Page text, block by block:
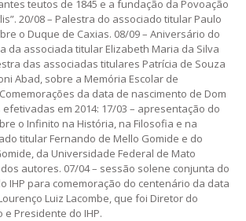
teutos de 1845 e a fundação da Povoação
20/08 – Palestra do associado titular Paulo
o Duque de Caxias. 08/09 – Aniversário do
da associada titular Elizabeth Maria da Silva
das associadas titulares Patrícia de Souza
Abad, sobre a Memória Escolar de
da data de nascimento de Dom
efetivadas em 2014: 17/03 – apresentação do
o Infinito na História, na Filosofia e na
titular Fernando de Mello Gomide e do
da Universidade Federal de Mato
autores. 07/04 – sessão solene conjunta do
IHP para comemoração do centenário da data
Luiz Lacombe, que foi Diretor do
e Presidente do IHP.